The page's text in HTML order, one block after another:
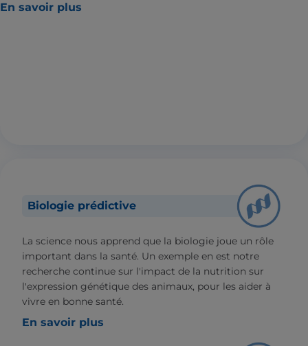
En savoir plus
Biologie prédictive
La science nous apprend que la biologie joue un rôle
important dans la santé. Un exemple en est notre
recherche continue sur l'impact de la nutrition sur
l'expression génétique des animaux, pour les aider à
vivre en bonne santé.
En savoir plus